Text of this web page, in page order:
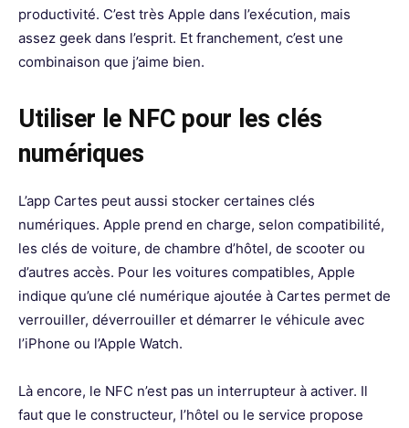
productivité. C’est très Apple dans l’exécution, mais
assez geek dans l’esprit. Et franchement, c’est une
combinaison que j’aime bien.
Utiliser le NFC pour les clés
numériques
L’app Cartes peut aussi stocker certaines clés
numériques. Apple prend en charge, selon compatibilité,
les clés de voiture, de chambre d’hôtel, de scooter ou
d’autres accès. Pour les voitures compatibles, Apple
indique qu’une clé numérique ajoutée à Cartes permet de
verrouiller, déverrouiller et démarrer le véhicule avec
l’iPhone ou l’Apple Watch.
Là encore, le NFC n’est pas un interrupteur à activer. Il
faut que le constructeur, l’hôtel ou le service propose